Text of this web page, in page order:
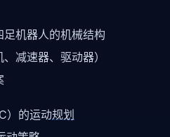
机器人的机械结构
减速器、驱动器）
）的运动规划